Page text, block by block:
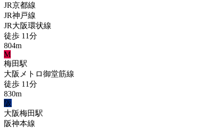
JR京都線
JR神戸線
JR大阪環状線
徒歩 11分
804m
M
梅田駅
大阪メトロ御堂筋線
徒歩 11分
830m
阪
大阪梅田駅
阪神本線